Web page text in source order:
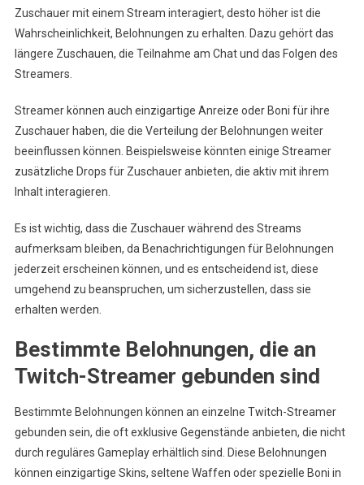
Zuschauer mit einem Stream interagiert, desto höher ist die
Wahrscheinlichkeit, Belohnungen zu erhalten. Dazu gehört das
längere Zuschauen, die Teilnahme am Chat und das Folgen des
Streamers.
Streamer können auch einzigartige Anreize oder Boni für ihre
Zuschauer haben, die die Verteilung der Belohnungen weiter
beeinflussen können. Beispielsweise könnten einige Streamer
zusätzliche Drops für Zuschauer anbieten, die aktiv mit ihrem
Inhalt interagieren.
Es ist wichtig, dass die Zuschauer während des Streams
aufmerksam bleiben, da Benachrichtigungen für Belohnungen
jederzeit erscheinen können, und es entscheidend ist, diese
umgehend zu beanspruchen, um sicherzustellen, dass sie
erhalten werden.
Bestimmte Belohnungen, die an
Twitch-Streamer gebunden sind
Bestimmte Belohnungen können an einzelne Twitch-Streamer
gebunden sein, die oft exklusive Gegenstände anbieten, die nicht
durch reguläres Gameplay erhältlich sind. Diese Belohnungen
können einzigartige Skins, seltene Waffen oder spezielle Boni in